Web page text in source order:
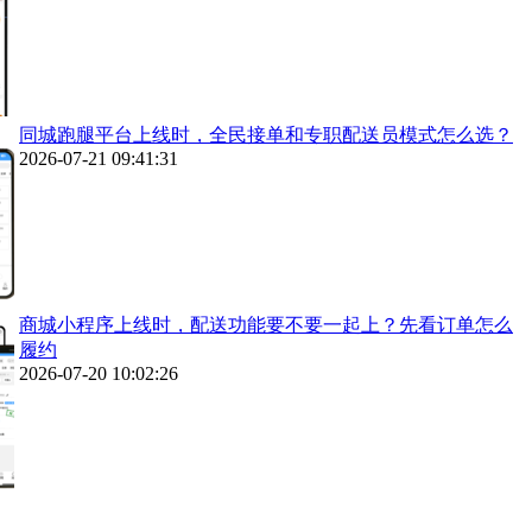
同城跑腿平台上线时，全民接单和专职配送员模式怎么选？
2026-07-21 09:41:31
商城小程序上线时，配送功能要不要一起上？先看订单怎么
履约
2026-07-20 10:02:26